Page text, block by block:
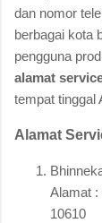
dan nomor
berbagai kota
pengguna
alamat
tempat tinggal
Alamat
Alamat :
10610